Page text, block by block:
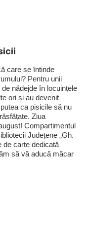
care se întinde
Pentru unii
nădejde în locuințele
ori și au devenit
ca pisicile să nu
Ziua
Compartimentul
Județene „Gh.
de carte dedicată
să vă aducă măcar